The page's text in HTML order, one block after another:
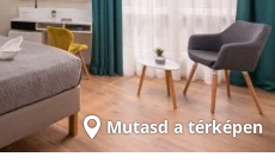
Mutasd a térképen